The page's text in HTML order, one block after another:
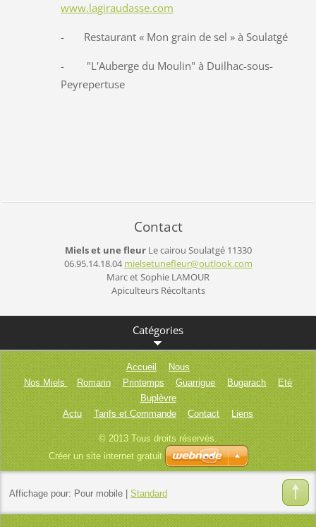
www.lagiraudasse.com
- Restaurant « Mon grain de sel » à Soulatgé
- "L'Auberge du Moulin" à Duilhac-sous-
Peyrepertuse
Contact
Miels et une fleur Le cairou Soulatgé11330
06.95.14.18.04mielsetunefleur@outlook.com
Marc et Sophie LAMOUR
Apiculteurs Récoltants
Catégories
Accueil
Nous
Nos Miels
Romarin Printemps Guarrigue Bugarach
Eté
Buplèvre
Actu
Tarifs et Commande Contact Liens
© 2013 Tous droits réservés.
Créer un site internet gratuit
Affichage pour: Pour mobile| Standard